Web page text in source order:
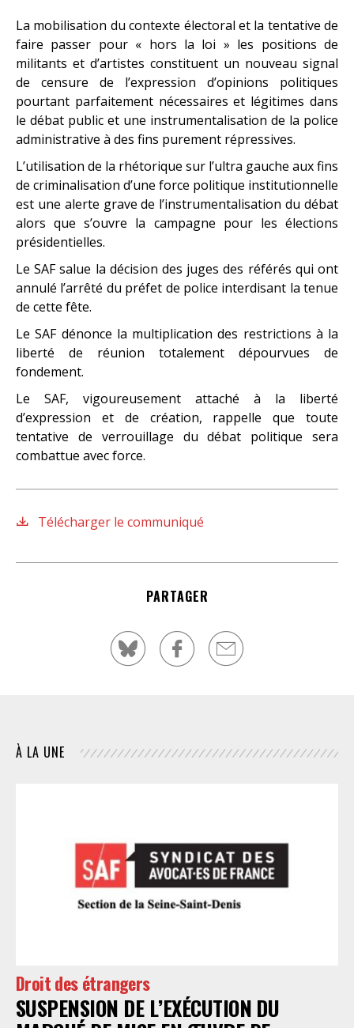
La mobilisation du contexte électoral et la tentative de
faire passer pour « hors la loi » les positions de
militants et d’artistes constituent un nouveau signal
de censure de l’expression d’opinions politiques
pourtant parfaitement nécessaires et légitimes dans
le débat public et une instrumentalisation de la police
administrative à des fins purement répressives.
L’utilisation de la rhétorique sur l’ultra gauche aux fins
de criminalisation d’une force politique institutionnelle
est une alerte grave de l’instrumentalisation du débat
alors que s’ouvre la campagne pour les élections
présidentielles.
Le SAF salue la décision des juges des référés qui ont
annulé l’arrêté du préfet de police interdisant la tenue
de cette fête.
Le SAF dénonce la multiplication des restrictions à la
liberté de réunion totalement dépourvues de
fondement.
Le SAF, vigoureusement attaché à la liberté
d’expression et de création, rappelle que toute
tentative de verrouillage du débat politique sera
combattue avec force.
Télécharger le communiqué
PARTAGER
À LA UNE
Droit des étrangers
SUSPENSION DE L’EXÉCUTION DU